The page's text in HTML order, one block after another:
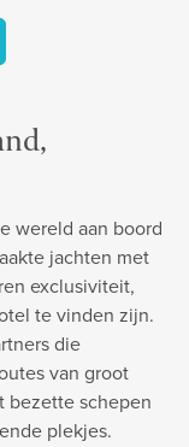
wereld aan boord
jachten met
exclusiviteit,
te vinden zijn.
die
van groot
bezette schepen
plekjes.